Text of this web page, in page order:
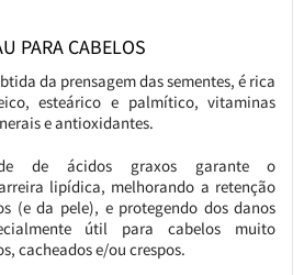
PARA CABELOS
da prensagem das sementes, é rica
esteárico e palmítico, vitaminas
e antioxidantes.
de ácidos graxos garante o
lipídica, melhorando a retenção
(e da pele), e protegendo dos danos
útil para cabelos muito
cacheados e/ou crespos.